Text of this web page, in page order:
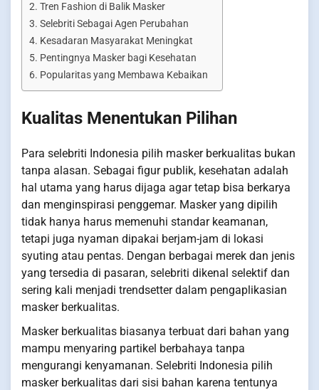
Tren Fashion di Balik Masker
Selebriti Sebagai Agen Perubahan
Kesadaran Masyarakat Meningkat
Pentingnya Masker bagi Kesehatan
Popularitas yang Membawa Kebaikan
Kualitas Menentukan Pilihan
Para selebriti Indonesia pilih masker berkualitas bukan
tanpa alasan. Sebagai figur publik, kesehatan adalah
hal utama yang harus dijaga agar tetap bisa berkarya
dan menginspirasi penggemar. Masker yang dipilih
tidak hanya harus memenuhi standar keamanan,
tetapi juga nyaman dipakai berjam-jam di lokasi
syuting atau pentas. Dengan berbagai merek dan jenis
yang tersedia di pasaran, selebriti dikenal selektif dan
sering kali menjadi trendsetter dalam pengaplikasian
masker berkualitas.
Masker berkualitas biasanya terbuat dari bahan yang
mampu menyaring partikel berbahaya tanpa
mengurangi kenyamanan. Selebriti Indonesia pilih
masker berkualitas dari sisi bahan karena tentunya